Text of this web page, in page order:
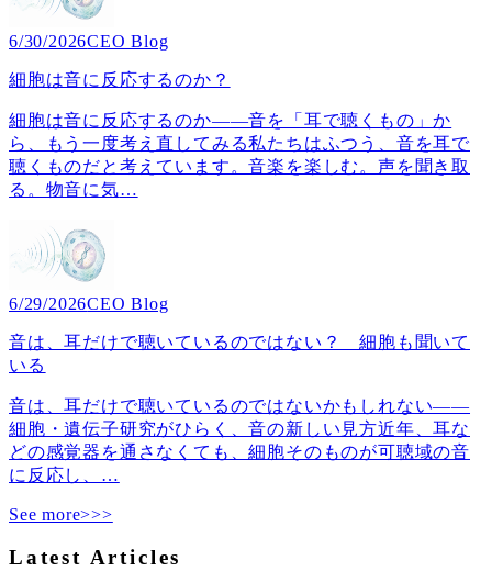
6/30/2026CEO Blog
細胞は音に反応するのか？
細胞は音に反応するのか――音を「耳で聴くもの」か
ら、もう一度考え直してみる私たちはふつう、音を耳で
聴くものだと考えています。音楽を楽しむ。声を聞き取
る。物音に気…
6/29/2026CEO Blog
音は、耳だけで聴いているのではない？ 細胞も聞いて
いる
音は、耳だけで聴いているのではないかもしれない――
細胞・遺伝子研究がひらく、音の新しい見方近年、耳な
どの感覚器を通さなくても、細胞そのものが可聴域の音
に反応し、 …
See more>>>
Latest Articles